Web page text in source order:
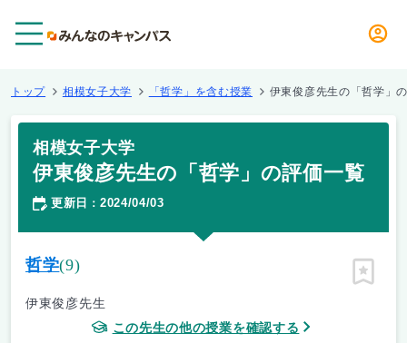
トップ 相模女子大学 「哲学」を含む授業 伊東俊彦先生の「哲学」
相模女子大学
伊東俊彦先生の「哲学」の評価一覧
更新日 ： 2024/04/03
哲学(9)
伊東俊彦先生
この先生の他の授業を確認する
ピン留